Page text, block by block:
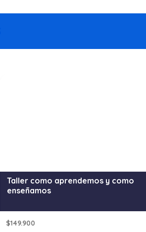
Taller como aprendemos y como
enseñamos
$149.900